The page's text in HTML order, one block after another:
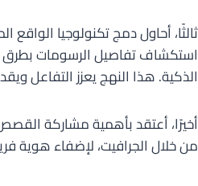
ثالثًا، أحاول دمج تكنولوجيا الواقع
استكشاف تفاصيل الرسومات بطرق
الذكية. هذا النهج يعزز التفاعل
أخيرًا، أعتقد بأهمية مشاركة
من خلال الجرافيت، لإضفاء هوية